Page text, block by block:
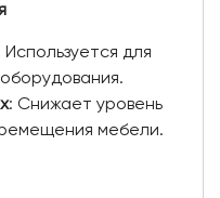
Используется для
: Снижает уровень
мебели.